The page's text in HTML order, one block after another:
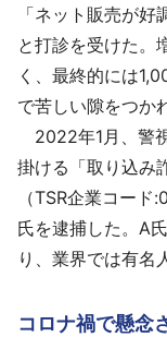
「ネット販売が好
と打診を受けた。
く、最終的には
で苦しい隙をつか
2022年1月、警
掛ける「取り込み
（TSR企業コー
氏を逮捕した。A
り、業界では有名
コロナ禍で懸念